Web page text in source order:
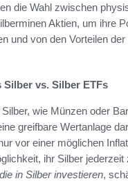
die Wahl zwischen
Aktien, um ihre
und von den Vorteilen
Silber vs. Silber ETFs
wie Münzen oder
greifbare Wertanlage
vor einer möglichen
ihr Silber jederzeit
in Silber investieren,